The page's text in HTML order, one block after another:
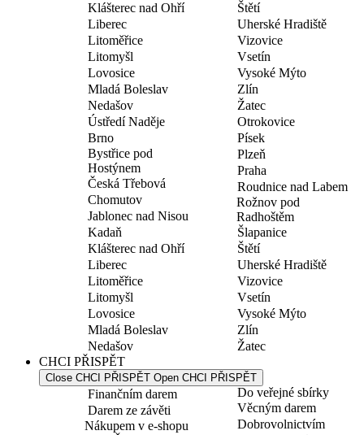
Klášterec nad Ohří
Liberec
Litoměřice
Litomyšl
Lovosice
Mladá Boleslav
Nedašov
Štětí
Uherské Hradiště
Vizovice
Vsetín
Vysoké Mýto
Zlín
Žatec
Ústředí Naděje
Brno
Bystřice pod
Hostýnem
Česká Třebová
Chomutov
Jablonec nad Nisou
Kadaň
Klášterec nad Ohří
Liberec
Litoměřice
Litomyšl
Lovosice
Mladá Boleslav
Nedašov
Otrokovice
Písek
Plzeň
Praha
Roudnice nad Labem
Rožnov pod
Radhoštěm
Šlapanice
Štětí
Uherské Hradiště
Vizovice
Vsetín
Vysoké Mýto
Zlín
Žatec
CHCI PŘISPĚT
Close CHCI PŘISPĚT Open CHCI PŘISPĚT
Finančním darem
Darem ze závěti
Nákupem v e-shopu
Do veřejné sbírky
Věcným darem
Dobrovolnictvím